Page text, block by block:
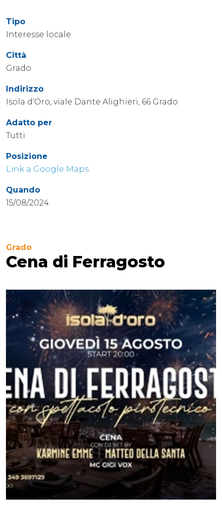
Tipo
Interesse locale
Città
Grado
Indirizzo
Isola d'Oro, viale Dante Alighieri, 66 Grado
Adatto per
Tutti
Posizione
Link a Google Maps
Quando
15/08/2024
Grado
Cena di Ferragosto